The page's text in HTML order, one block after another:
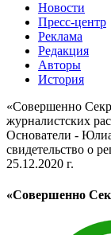
Новости
Пресс-центр
Реклама
Редакция
Авторы
История
«Совершенно
журналистских
Основатели -
свидетельство о
25.12.2020 г.
«Совершенно